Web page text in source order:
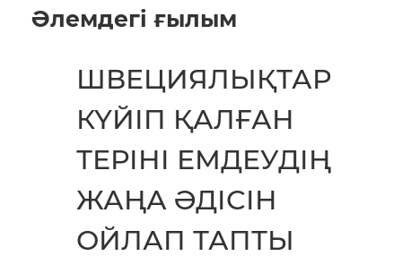
Әлемдегі ғылым
ШВЕЦИЯЛЫҚТАР
КҮЙІП ҚАЛҒАН
ТЕРІНІ ЕМДЕУДІҢ
ЖАҢА ӘДІСІН
ОЙЛАП ТАПТЫ